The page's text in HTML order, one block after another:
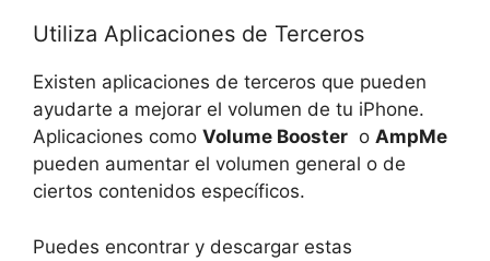
Utiliza Aplicaciones ⁤de Terceros
Existen aplicaciones de terceros ⁤que pueden
ayudarte a mejorar el‌ volumen de ⁤tu⁣ iPhone.
Aplicaciones como‌ Volume Booster ​ o AmpMe
pueden aumentar el volumen general o de
ciertos contenidos específicos.
Puedes encontrar y descargar estas